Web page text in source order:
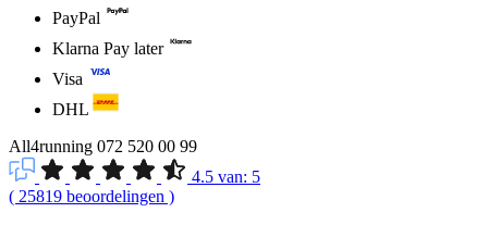
PayPal
Klarna Pay later
Visa
DHL
All4running 072 520 00 99
4.5 van: 5
( 25819 beoordelingen )